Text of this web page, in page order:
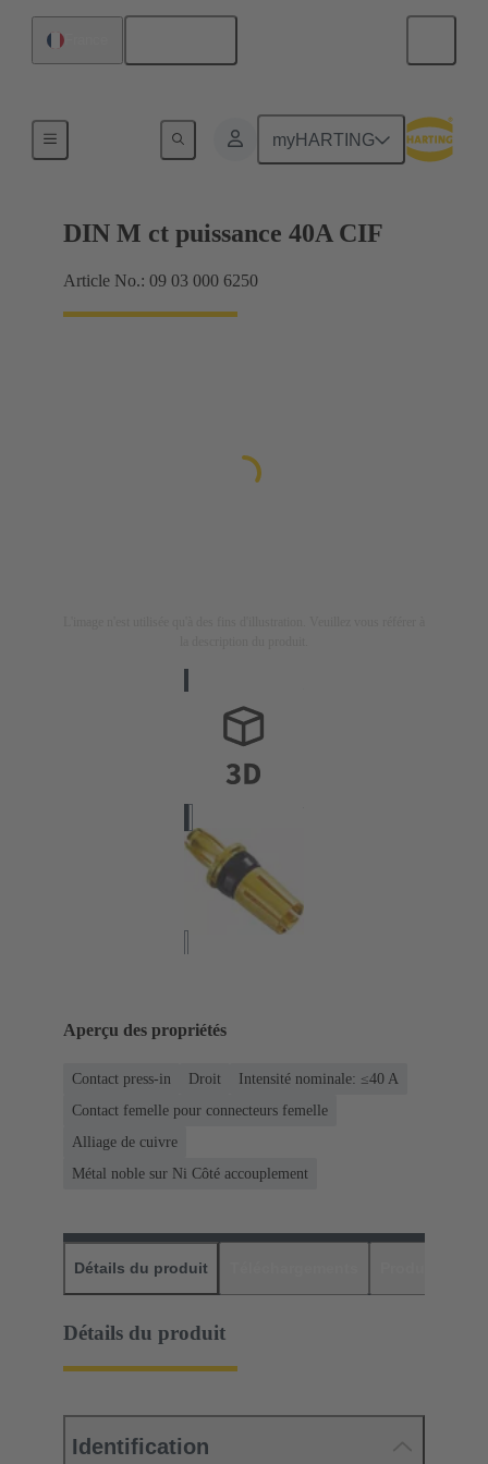
myHARTING
Raccordement carte mère à carte fille
DIN M ct puissance 40A CIF
Article No.: 09 03 000 6250
Aperçu des propriétés
Contact press-in Droit
Intensité nominale: ≤40 A
Contact femelle pour connecteurs femelle
Alliage de cuivre
Métal noble sur Ni Côté accouplement
Détails du produit
Détails du produit
Identification